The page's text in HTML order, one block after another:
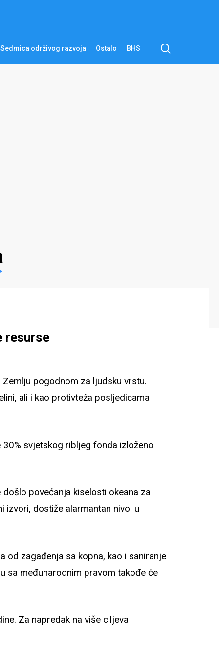
Sedmica održivog razvoja Ostalo BHS
resurse
pogodnom za ljudsku vrstu.
ali i kao protivteža posljedicama
svjetskog ribljeg fonda izloženo
povećanja kiselosti okeana za
izvori, dostiže alarmantan nivo: u
od zagađenja sa kopna, kao i saniranje
sa međunarodnim pravom takođe će
Za napredak na više ciljeva